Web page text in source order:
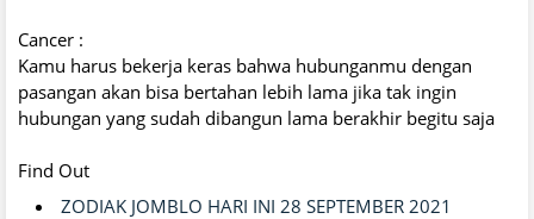
Cancer :
Kamu harus bekerja keras bahwa hubunganmu dengan
pasangan akan bisa bertahan lebih lama jika tak ingin
hubungan yang sudah dibangun lama berakhir begitu saja
Find Out
ZODIAK JOMBLO HARI INI 28 SEPTEMBER 2021